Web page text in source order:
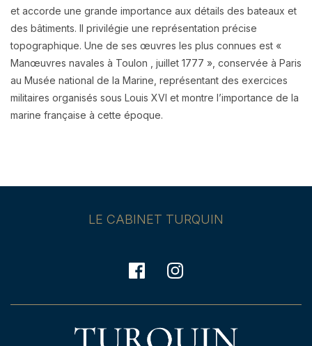
et accorde une grande importance aux détails des bateaux et
des bâtiments. Il privilégie une représentation précise
topographique. Une de ses œuvres les plus connues est «
Manœuvres navales à Toulon , juillet 1777 », conservée à Paris
au Musée national de la Marine, représentant des exercices
militaires organisés sous Louis XVI et montre l’importance de la
marine française à cette époque.
LE CABINET TURQUIN